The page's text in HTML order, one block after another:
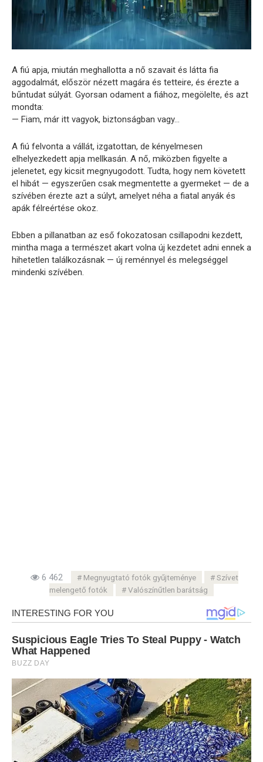
A fiú apja, miután meghallotta a nő szavait és látta fia
aggodalmát, először nézett magára és tetteire, és érezte a
bűntudat súlyát. Gyorsan odament a fiához, megölelte, és azt
mondta:
— Fiam, már itt vagyok, biztonságban vagy…
A fiú felvonta a vállát, izgatottan, de kényelmesen
elhelyezkedett apja mellkasán. A nő, miközben figyelte a
jelenetet, egy kicsit megnyugodott. Tudta, hogy nem követett
el hibát — egyszerűen csak megmentette a gyermeket — de a
szívében érezte azt a súlyt, amelyet néha a fiatal anyák és
apák félreértése okoz.
Ebben a pillanatban az eső fokozatosan csillapodni kezdett,
mintha maga a természet akart volna új kezdetet adni ennek a
hihetetlen találkozásnak — új reménnyel és melegséggel
mindenki szívében.
6 462 Megnyugtató fotók gyűjteménye
Szívet
melengető fotók
Valószínűtlen barátság